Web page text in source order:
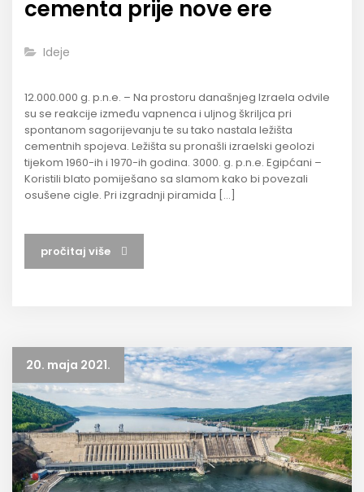
cementa prije nove ere
Ideje
12.000.000 g. p.n.e. – Na prostoru današnjeg Izraela odvile
su se reakcije između vapnenca i uljnog škriljca pri
spontanom sagorijevanju te su tako nastala ležišta
cementnih spojeva. Ležišta su pronašli izraelski geolozi
tijekom 1960-ih i 1970-ih godina. 3000. g. p.n.e. Egipćani –
Koristili blato pomiješano sa slamom kako bi povezali
osušene cigle. Pri izgradnji piramida […]
pročitaj više
20. maja 2021.